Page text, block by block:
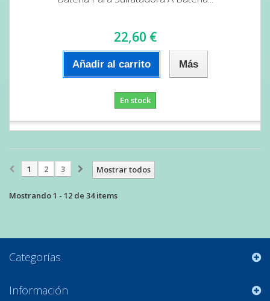
22,60 €
Añadir al carrito Más
En stock
Mostrar todos
1 2 3
Mostrando 1 - 12 de 34 items
Categorías
Información